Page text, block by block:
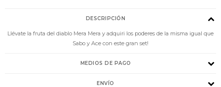
DESCRIPCIÓN
Llévate la fruta del diablo Mera Mera y adquiri los poderes de la misma igual que
Sabo y Ace con este gran set!
MEDIOS DE PAGO
ENVÍO